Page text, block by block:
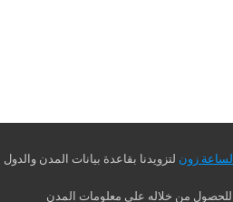
الساعة زون لتزويدنا بقاعدة بيانات المدن والدول
للحصول من خلاله على معلومات المدن